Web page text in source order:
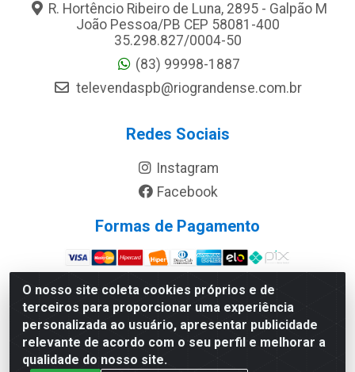
O nosso site coleta cookies próprios e de
terceiros para proporcionar uma experiência
personalizada ao usuário, apresentar publicidade
relevante de acordo com o seu perfil e melhorar a
qualidade do nosso site.
R. Hortêncio Ribeiro de Luna, 2895 - Galpão M
João Pessoa/PB CEP 58081-400
35.298.827/0004-50
(83) 99998-1887
televendaspb@riograndense.com.br
Redes Sociais
Instagram
Facebook
Formas de Pagamento
Site Seguro